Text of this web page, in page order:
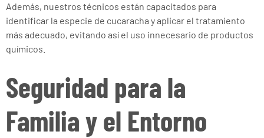
Además, nuestros técnicos están capacitados para
identificar la especie de cucaracha y aplicar el tratamiento
más adecuado, evitando así el uso innecesario de productos
químicos.
Seguridad para la
Familia y el Entorno